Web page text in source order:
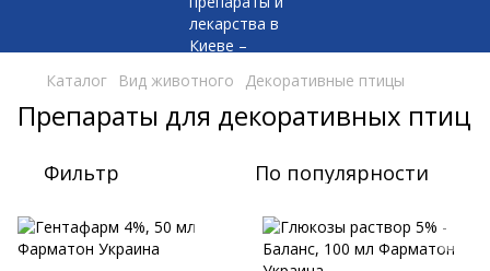
Каталог Вид животного Декоративные птицы
Препараты для декоративных птиц
Фильтр По популярности